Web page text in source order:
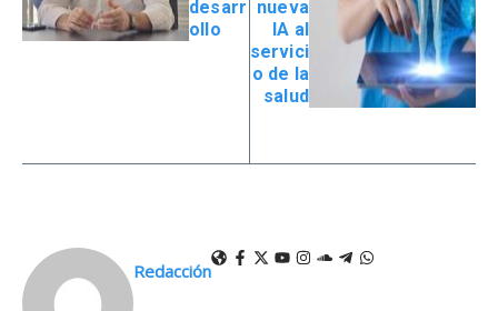
desarr
ollo
nueva
IA al
servici
o de la
salud
Redacción